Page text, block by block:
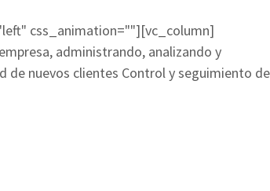
css_animation=""][vc_column]
administrando, analizando y
nuevos clientes Control y seguimiento